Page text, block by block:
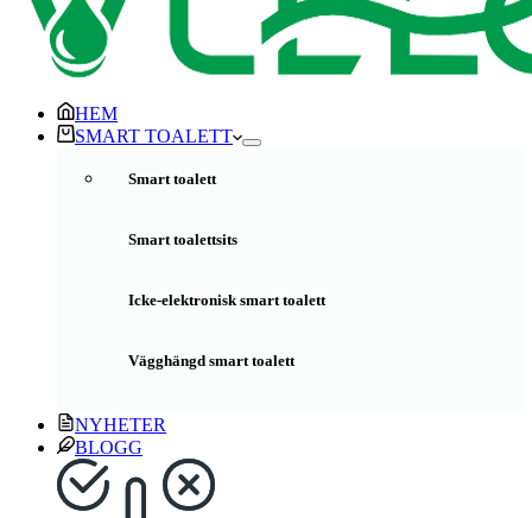
HEM
SMART TOALETT
Smart toalett
Smart toalettsits
Icke-elektronisk smart toalett
Vägghängd smart toalett
NYHETER
BLOGG